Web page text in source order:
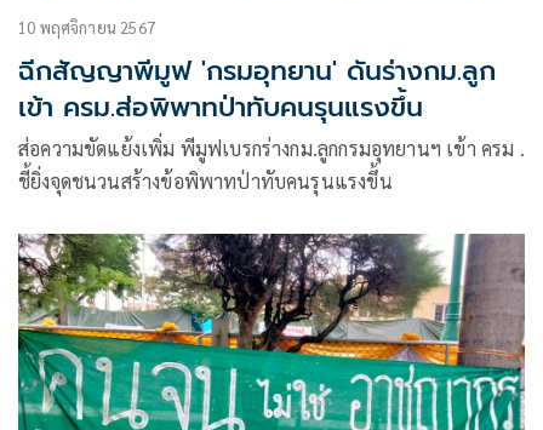
10 พฤศจิกายน 2567
ฉีกสัญญาพีมูฟ 'กรมอุทยาน' ดันร่างกม.ลูก
เข้า ครม.ส่อพิพาทป่าทับคนรุนแรงขึ้น
ส่อความขัดแย้งเพิ่ม พีมูฟเบรกร่างกม.ลูกกรมอุทยานฯ เข้า ครม .
ชี้ยิ่งจุดชนวนสร้างข้อพิพาทป่าทับคนรุนแรงขึ้น